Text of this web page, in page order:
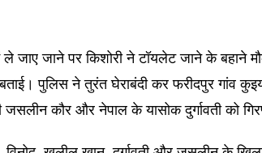
जाए जाने पर किशोरी ने टॉयलेट जाने के बहाने
पुलिस ने तुरंत घेराबंदी कर फरीदपुर गांव
कौर और नेपाल के यासोक दुर्गावती को